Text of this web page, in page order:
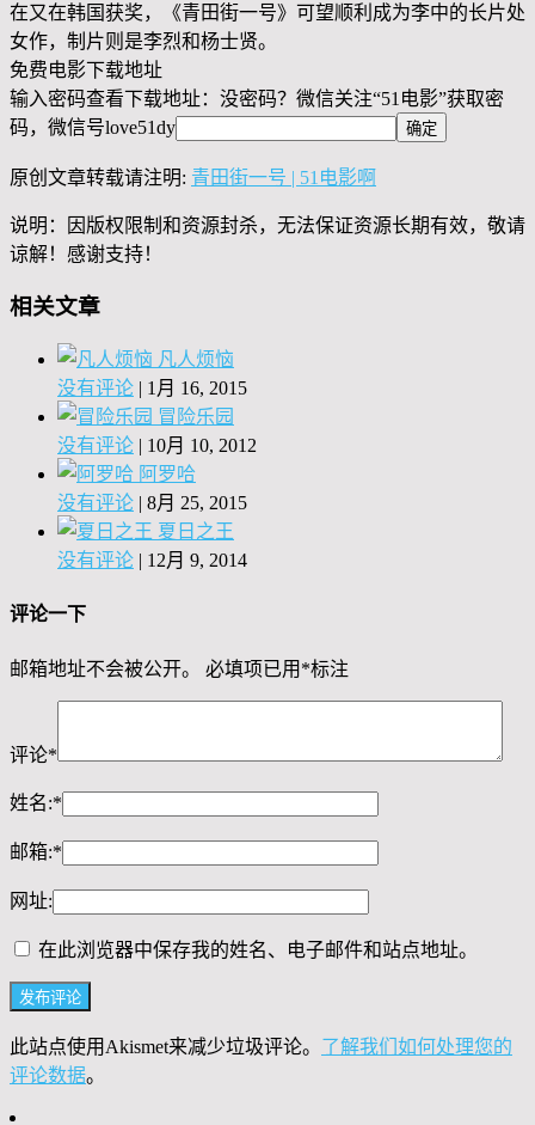
在又在韩国获奖，《青田街一号》可望顺利成为李中的长片处
女作，制片则是李烈和杨士贤。
免费电影下载地址
输入密码查看下载地址：没密码？微信关注“51电影”获取密
码，微信号love51dy
原创文章转载请注明: 青田街一号 | 51电影啊
说明：因版权限制和资源封杀，无法保证资源长期有效，敬请
谅解！感谢支持！
相关文章
凡人烦恼
没有评论 | 1月 16, 2015
冒险乐园
没有评论 | 10月 10, 2012
阿罗哈
没有评论 | 8月 25, 2015
夏日之王
没有评论 | 12月 9, 2014
评论一下
邮箱地址不会被公开。 必填项已用 *标注
评论*
姓名:*
邮箱:*
网址:
在此浏览器中保存我的姓名、电子邮件和站点地址。
此站点使用Akismet来减少垃圾评论。 了解我们如何处理您的
评论数据。